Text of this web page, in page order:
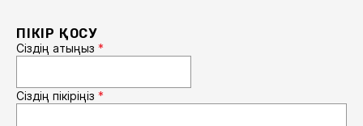
ПІКІР ҚОСУ
Сіздің атыңыз *
Сіздің пікіріңіз *